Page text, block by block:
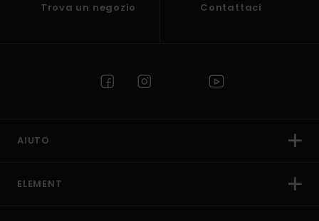
Trova un negozio Contattaci
AIUTO
ELEMENT